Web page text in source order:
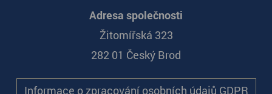
Adresa společnosti
Žitomířská 323
282 01 Český Brod
Informace o zpracování osobních údajů GDPR